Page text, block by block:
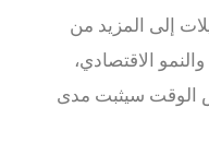
إلى المزيد من
الاقتصادي،
الوقت سيثبت مدى